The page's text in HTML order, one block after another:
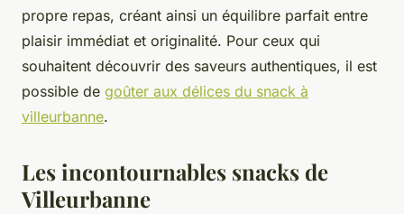
propre repas, créant ainsi un équilibre parfait entre
plaisir immédiat et originalité. Pour ceux qui
souhaitent découvrir des saveurs authentiques, il est
possible de goûter aux délices du snack à
villeurbanne.
Les incontournables snacks de
Villeurbanne